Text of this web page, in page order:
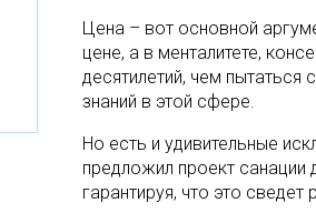
Цена – вот основной
цене, а в менталитете,
десятилетий, чем
знаний в этой сфере.
Но есть и удивительные
предложил проект санации
гарантируя, что это